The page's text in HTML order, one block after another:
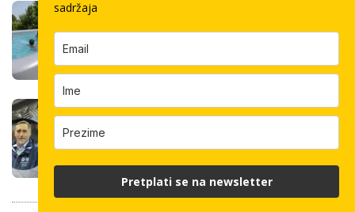
Koliko košta keramičar za kvadrat
dimenzije keramike, ali i lokacija
sadržaja
Pretplati se na newsletter